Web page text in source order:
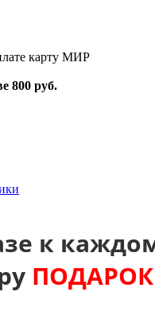
карту МИР
800 руб.
к
ПОДАРОК